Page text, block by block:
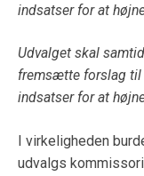
indsatser for at
Udvalget skal
fremsætte forslag til
indsatser for at
I virkeligheden
udvalgs